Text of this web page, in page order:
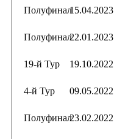
Полуфинал15.04.2023
Полуфинал22.01.2023
19-й Тур
19.10.2022
4-й Тур
09.05.2022
Полуфинал23.02.2022